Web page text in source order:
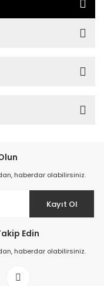
haberdar olabilirsiniz.
Kayıt Ol
Edin
haberdar olabilirsiniz.